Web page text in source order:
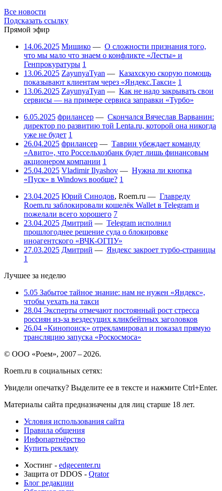
Все новости
Подсказать ссылку
Прямой эфир
14.06.2025 Мишико — О сложности признания того,
что мы мало что знаем о конфликте «Лесты» и
Генпрокуратуры 1
13.06.2025 ZayunyaTyan — Казахскую скорую помощь
показывают клиентам через «Яндекс.Такси» 1
13.06.2025 ZayunyaTyan — Как не надо закрывать свои
сервисы — на примере сервиса заправки «Турбо»
6.05.2025 фрилансер — Скончался Вячеслав Варванин:
директор по развитию той Lenta.ru, которой она никогда
уже не будет 1
26.04.2025 фрилансер — Таврин убеждает команду
«Авито», что Россельхозбанк будет лишь финансовым
акционером компании 1
25.04.2025 Vladimir Ilyashov — Нужна ли кнопка
«Пуск» в Windows вообще? 1
23.04.2025 Юрий Синодов, Roem.ru — Главреду
Roem.ru заблокировали кошелёк Wallet в Telegram и
пожелали всего хорошего 7
23.04.2025 Дмитрий — Telegram исполнил
прошлогоднее решение суда о блокировке
иноагентского «ВЧК-ОГПУ»
27.03.2025 Дмитрий — Яндекс закроет турбо-страницы
1
Лучшее за неделю
5.05 Забытое тайное знание: нам не нужен «Яндекс»,
чтобы уехать на такси
28.04 Эксперты отмечают постоянный рост стресса
россиян из-за вездесущих кликбейтных заголовков
26.04 «Кинопоиск» отрекламировал и показал прямую
трансляцию запуска «Роскосмоса»
© ООО «Роем», 2007 – 2026.
Roem.ru в социальных сетях:
Увидели опечатку? Выделите ее в тексте и нажмите Ctrl+Enter.
Материалы сайта предназначены для лиц старше 18 лет.
Условия использования сайта
Правила общения
Инфопартнёрство
Купить рекламу
Хостинг - edgecenter.ru
Защита от DDOS - Qrator
Блог редакции